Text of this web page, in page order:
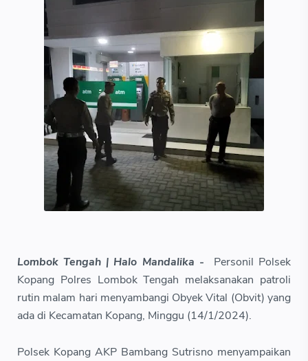
Lombok Tengah | Halo Mandalika - Personil Polsek
Kopang Polres Lombok Tengah melaksanakan patroli
rutin malam hari menyambangi Obyek Vital (Obvit) yang
ada di Kecamatan Kopang, Minggu (14/1/2024).
Polsek Kopang AKP Bambang Sutrisno menyampaikan